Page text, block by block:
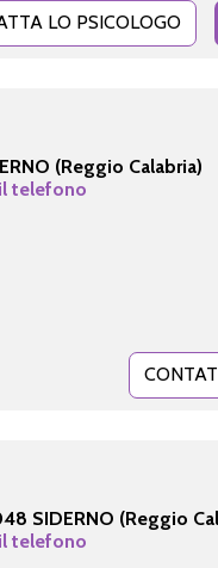
LO PSICOLOGO
(Reggio Calabria)
telefono
SIDERNO (Reggio
telefono